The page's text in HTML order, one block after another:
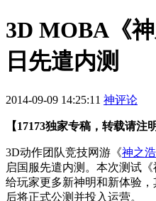
3D MOBA《
日先遣内测
2014-09-09 14:25:11 神评论
【17173独家专稿，转载请注
3D动作团队竞技网游《神之
启国服先遣内测。本次测试
给玩家更多新神明和新体验
后将正式公测并投入运营。